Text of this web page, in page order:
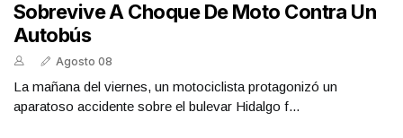
Sobrevive A Choque De Moto Contra Un
Autobús
Agosto 08
La mañana del viernes, un motociclista protagonizó un
aparatoso accidente sobre el bulevar Hidalgo f...